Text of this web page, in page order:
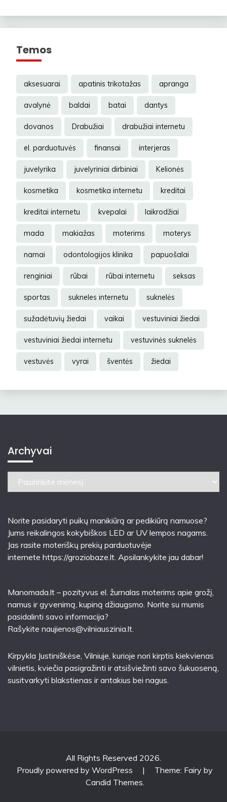
Temos
aksesuarai apatinis trikotažas apranga
avalynė baldai batai dantys
dovanos Drabužiai drabužiai internetu
el. parduotuvės finansai interjeras
juvelyrika juvelyriniai dirbiniai Kelionės
kosmetika kosmetika internetu kreditai
kreditai internetu kvepalai laikrodžiai
mada makiažas moterims moterys
namai odontologijos klinika papuošalai
renginiai rūbai rūbai internetu seksas
sportas sukneles internetu suknelės
sužadėtuvių žiedai vaikai vestuviniai žiedai
vestuviniai žiedai internetu vestuvinės suknelės
vestuvės vyrai šventės žiedai
Archyvai
Archyvai
Norite pasidaryti puikų manikiūrą ar pedikiūrą namuose?
Jums reikalingos kokybiškos LED ar UV lempos nagams.
Jas rasite moteriškų prekių parduotuvėje
internete https://groziobaze.lt. Apsilankykite jau dabar!
Manomada.lt – pozityvus el. žurnalas moterims apie grožį,
namus ir gyvenimą, kupiną džiaugsmo. Norite su mumis
pasidalinti savo informacija?
Rašykite naujienos@vilniauszinia.lt.
Kirpykla Justiniškėse, Vilniuje, kurioje nori kirptis kiekvienas
vilnietis, kviečia pasigražinti ir atsišviežinti savo šukuoseną,
susitvarkyti blakstienas ir antakius bei nagus.
All Rights Reserved 2026.
Proudly powered by WordPress
|
Theme: Fairy by
Candid Themes